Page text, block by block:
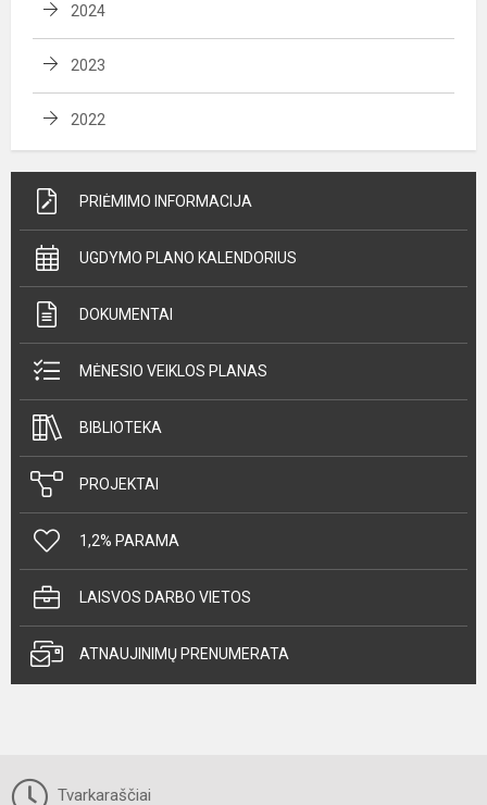
2024
2023
2022
PRIĖMIMO INFORMACIJA
UGDYMO PLANO KALENDORIUS
DOKUMENTAI
MĖNESIO VEIKLOS PLANAS
BIBLIOTEKA
PROJEKTAI
1,2% PARAMA
LAISVOS DARBO VIETOS
ATNAUJINIMŲ PRENUMERATA
Tvarkaraščiai